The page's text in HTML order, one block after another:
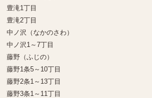
豊滝1丁目
豊滝2丁目
中ノ沢（なかのさわ）
中ノ沢1～7丁目
藤野（ふじの）
藤野1条5～10丁目
藤野2条1～13丁目
藤野3条1～11丁目